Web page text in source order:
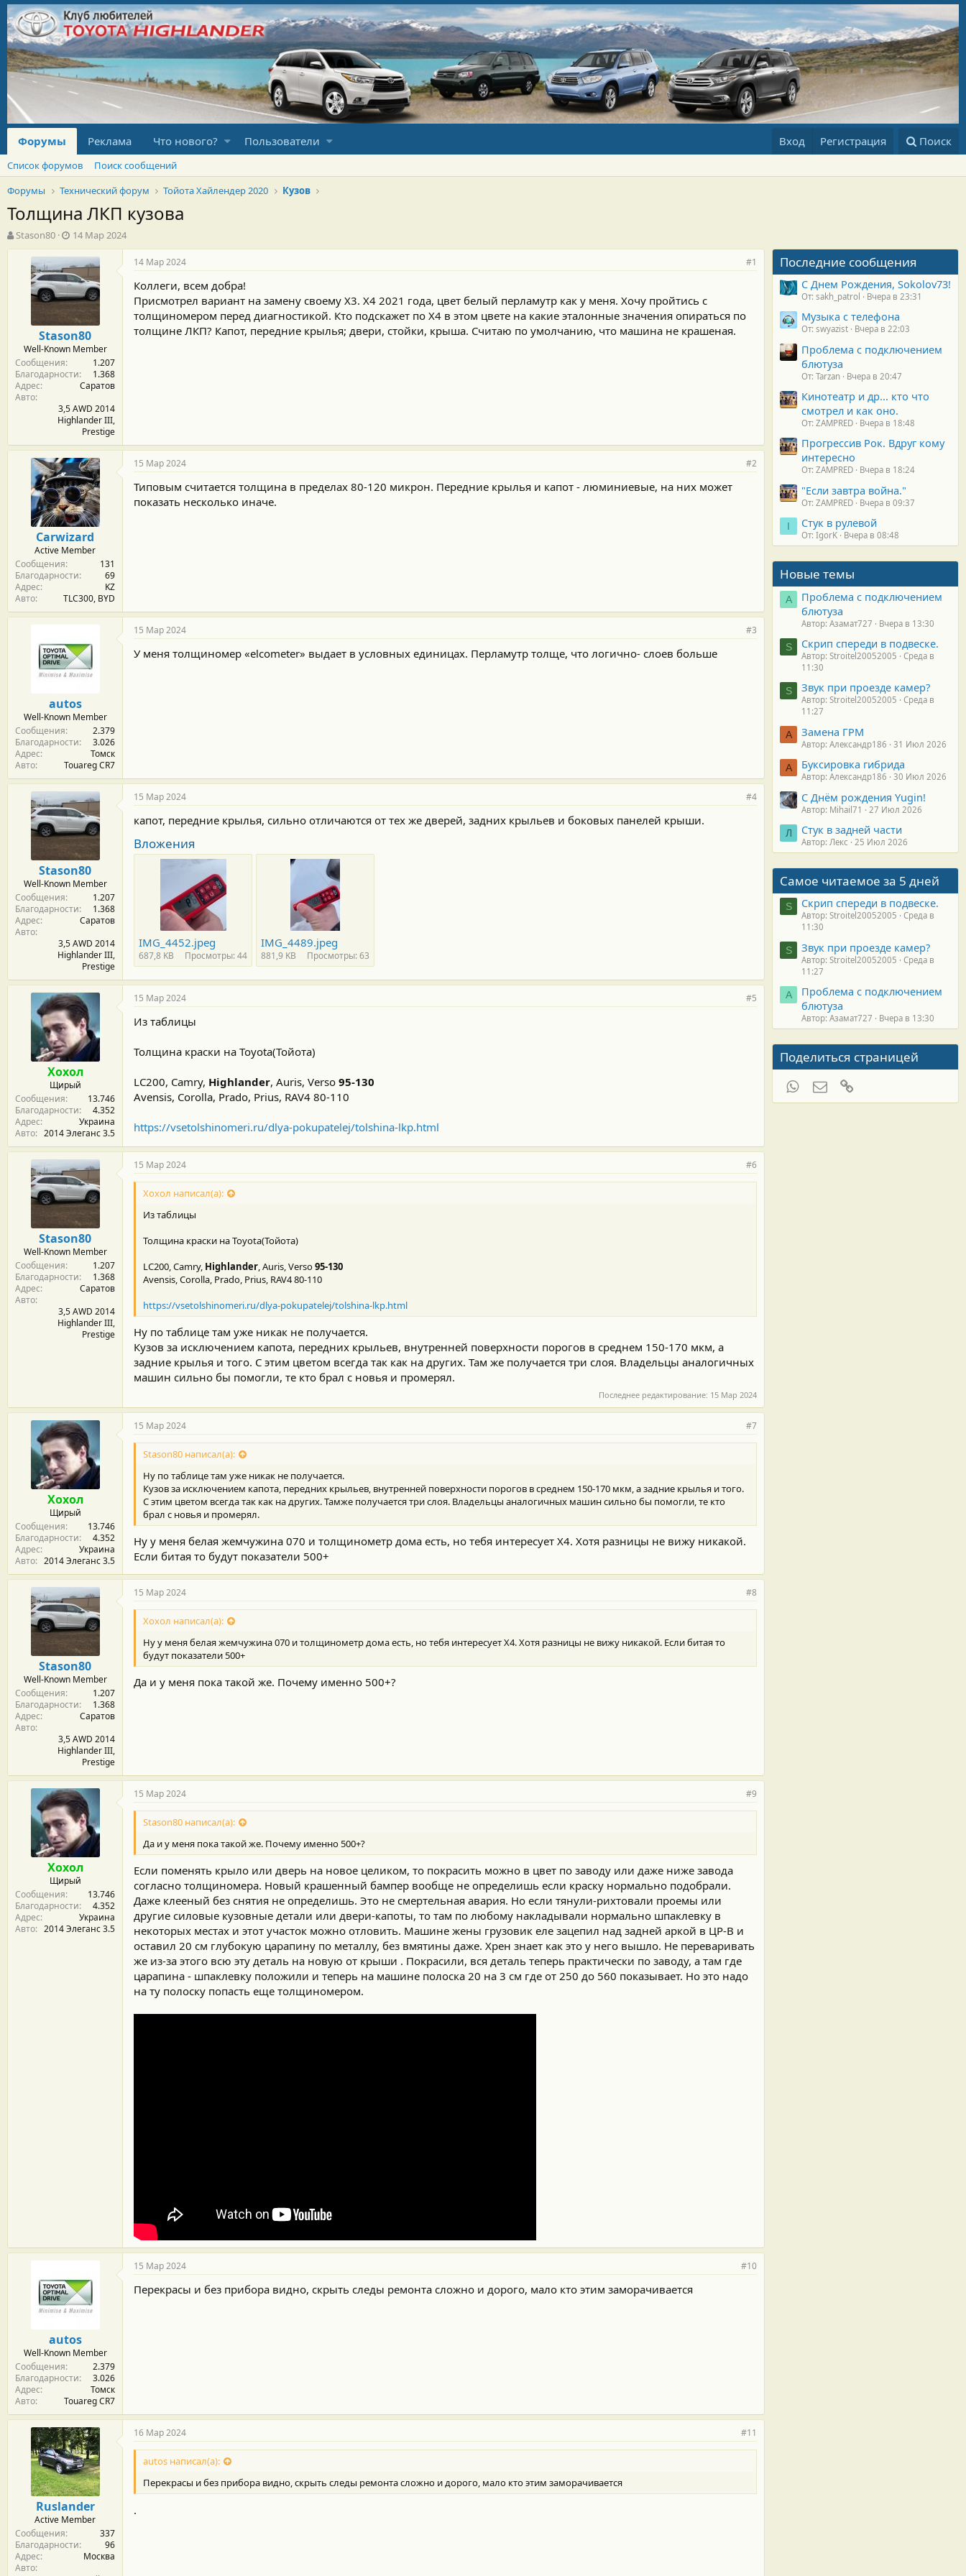
Форумы Реклама Что нового? Пользователи Вход Регистрация Поиск
Список форумов
Поиск сообщений
Форумы
Технический форум Тойота Хайлендер 2020 Кузов
Толщина ЛКП кузова
А
в
Stason80
Д
а
т
а
н
а
а
л
а
14 Мар 2024
Stason80
Well-Known Member
Сообщения
1.207
Благодарности
1.368
Адрес
Саратов
Авто
3,5 AWD 2014
Highlander III,
Prestige
14 Мар 2024 #1
Коллеги, всем добра!
Присмотрел вариант на замену своему Х3. Х4 2021 года, цвет белый перламутр как у меня. Хочу пройтись с
толщиномером перед диагностикой. Кто подскажет по Х4 в этом цвете на какие эталонные значения опираться по
толщине ЛКП? Капот, передние крылья; двери, стойки, крыша. Считаю по умолчанию, что машина не крашеная.
Carwizard
Active Member
Сообщения
131
Благодарности
69
Адрес
KZ
Авто
TLC300, BYD
15 Мар 2024 #2
Типовым считается толщина в пределах 80-120 микрон. Передние крылья и капот - люминиевые, на них может
показать несколько иначе.
autos
Well-Known Member
Сообщения
2.379
Благодарности
3.026
Адрес
Томск
Авто
Touareg CR7
15 Мар 2024 #3
У меня толщиномер «elcometer» выдает в условных единицах. Перламутр толще, что логично- слоев больше
Stason80
Well-Known Member
Сообщения
1.207
Благодарности
1.368
Адрес
Саратов
Авто
3,5 AWD 2014
Highlander III,
Prestige
15 Мар 2024 #4
капот, передние крылья, сильно отличаются от тех же дверей, задних крыльев и боковых панелей крыши.
Вложения
IMG_4452.jpeg
687,8 KB Просмотры: 44
IMG_4489.jpeg
881,9 KB Просмотры: 63
Хохол
Щирый
Сообщения
13.746
Благодарности
4.352
Адрес
Украина
Авто
2014 Элеганс 3.5
15 Мар 2024 #5
Из таблицы
Толщина краски на Toyota(Тойота)
LC200, Camry, Highlander, Auris, Verso 95-130
Avensis, Corolla, Prado, Prius, RAV4 80-110
https://vsetolshinomeri.ru/dlya-pokupatelej/tolshina-lkp.html
Stason80
Well-Known Member
Сообщения
1.207
Благодарности
1.368
Адрес
Саратов
Авто
3,5 AWD 2014
Highlander III,
Prestige
15 Мар 2024 #6
Хохол написал(а):
Из таблицы
Толщина краски на Toyota(Тойота)
LC200, Camry, Highlander, Auris, Verso95-130
Avensis, Corolla, Prado, Prius, RAV4 80-110
https://vsetolshinomeri.ru/dlya-pokupatelej/tolshina-lkp.html
Ну по таблице там уже никак не получается.
Кузов за исключением капота, передних крыльев, внутренней поверхности порогов в среднем 150-170 мкм, а
задние крылья и того. С этим цветом всегда так как на других. Там же получается три слоя. Владельцы аналогичных
машин сильно бы помогли, те кто брал с новья и промерял.
Последнее редактирование: 15 Мар 2024
Хохол
Щирый
Сообщения
13.746
Благодарности
4.352
Адрес
Украина
Авто
2014 Элеганс 3.5
15 Мар 2024 #7
Stason80 написал(а):
Ну по таблице там уже никак не получается.
Кузов за исключением капота, передних крыльев, внутренней поверхности порогов в среднем 150-170 мкм, а задние крылья и того.
С этим цветом всегда так как на других. Тамже получается три слоя. Владельцы аналогичных машин сильно бы помогли, те кто
брал с новья и промерял.
Ну у меня белая жемчужина 070 и толщинометр дома есть, но тебя интересует Х4. Хотя разницы не вижу никакой.
Если битая то будут показатели 500+
Stason80
Well-Known Member
Сообщения
1.207
Благодарности
1.368
Адрес
Саратов
Авто
3,5 AWD 2014
Highlander III,
Prestige
15 Мар 2024 #8
Хохол написал(а):
Ну у меня белая жемчужина 070 и толщинометр дома есть, но тебя интересует Х4. Хотя разницы не вижу никакой. Если битая то
будут показатели 500+
Да и у меня пока такой же. Почему именно 500+?
Хохол
Щирый
Сообщения
13.746
Благодарности
4.352
Адрес
Украина
Авто
2014 Элеганс 3.5
15 Мар 2024 #9
Stason80 написал(а):
Да и у меня пока такой же. Почему именно 500+?
Если поменять крыло или дверь на новое целиком, то покрасить можно в цвет по заводу или даже ниже завода
согласно толщиномера. Новый крашенный бампер вообще не определишь если краску нормально подобрали.
Даже клееный без снятия не определишь. Это не смертельная авария. Но если тянули-рихтовали проемы или
другие силовые кузовные детали или двери-капоты, то там по любому накладывали нормально шпаклевку в
некоторых местах и этот участок можно отловить. Машине жены грузовик еле зацепил над задней аркой в ЦР-В и
оставил 20 см глубокую царапину по металлу, без вмятины даже. Хрен знает как это у него вышло. Не переваривать
же из-за этого всю эту деталь на новую от крыши . Покрасили, вся деталь теперь практически по заводу, а там где
царапина - шпаклевку положили и теперь на машине полоска 20 на 3 см где от 250 до 560 показывает. Но это надо
на ту полоску попасть еще толщиномером.
autos
Well-Known Member
Сообщения
2.379
Благодарности
3.026
Адрес
Томск
Авто
Touareg CR7
15 Мар 2024 #10
Перекрасы и без прибора видно, скрыть следы ремонта сложно и дорого, мало кто этим заморачивается
Ruslander
Active Member
Сообщения
337
Благодарности
96
Адрес
Москва
Авто
16 Мар 2024 #11
autos написал(а):
Перекрасы и без прибора видно, скрыть следы ремонта сложно и дорого, мало кто этим заморачивается
.
Последние сообщения
С Днем Рождения, Sokolov73!
От: sakh_patrol Вчера в 23:31
Музыка с телефона
От: swyazist Вчера в 22:03
Проблема с подключением
блютуза
От: Tarzan Вчера в 20:47
Кинотеатр и др... кто что
смотрел и как оно.
От: ZAMPRED Вчера в 18:48
Прогрессив Рок. Вдруг кому
интересно
От: ZAMPRED Вчера в 18:24
"Если завтра война."
От: ZAMPRED Вчера в 09:37
I Стук в рулевой
От: IgorK Вчера в 08:48
Новые темы
А
Проблема с подключением
блютуза
Автор: Азамат727 Вчера в 13:30
S Скрип спереди в подвеске.
Автор: Stroitel20052005
Среда в
11:30
S Звук при проезде камер?
Автор: Stroitel20052005
Среда в
11:27
А Замена ГРМ
Автор: Александр186 31 Июл 2026
А Буксировка гибрида
Автор: Александр186 30 Июл 2026
С Днём рождения Yugin!
Автор: Mihail71 27 Июл 2026
Л Стук в задней части
Автор: Лекс 25 Июл 2026
Самое читаемое за 5 дней
S Скрип спереди в подвеске.
Автор: Stroitel20052005
Среда в
11:30
S Звук при проезде камер?
Автор: Stroitel20052005
Среда в
11:27
А
Проблема с подключением
блютуза
Автор: Азамат727 Вчера в 13:30
Поделиться страницей
WhatsAppЭлектронная почта